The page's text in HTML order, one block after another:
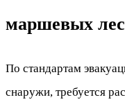
маршевых
По стандартам
снаружи, требуется